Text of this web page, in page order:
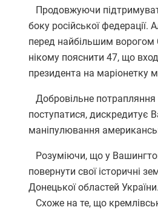
Продовжуючи
боку російської
перед найбільшим ворогом
нікому пояснити 47, що
президента на маріонетку
Добровільне потрапляння
поступатися, дискредитує
маніпулювання
Розуміючи, що у
повернути свої історичні
Донецької областей
Схоже на те, що